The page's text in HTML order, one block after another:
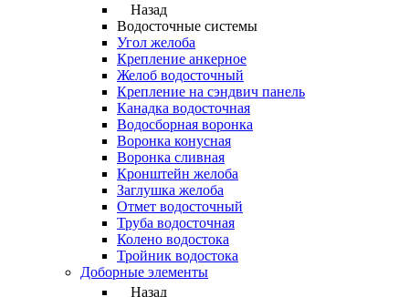
Назад
Водосточные системы
Угол желоба
Крепление анкерное
Желоб водосточный
Крепление на сэндвич панель
Канадка водосточная
Водосборная воронка
Воронка конусная
Воронка сливная
Кронштейн желоба
Заглушка желоба
Отмет водосточный
Труба водосточная
Колено водостока
Тройник водостока
Доборные элементы
Назад